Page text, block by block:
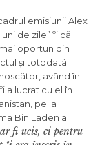
emisiunii Alex
de zile” ºi cã
oportun din
și totodatã
având în
a lucrat cu el în
pe la
Bin Laden a
fi ucis, ci pentru